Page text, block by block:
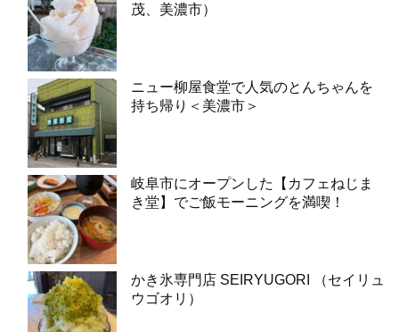
茂、美濃市）
ニュー柳屋食堂で人気のとんちゃんを
持ち帰り＜美濃市＞
岐阜市にオープンした【カフェねじま
き堂】でご飯モーニングを満喫！
かき氷専門店 SEIRYUGORI （セイリュ
ウゴオリ）